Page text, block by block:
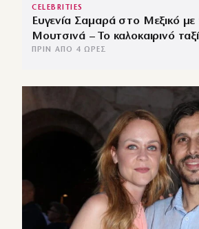
CELEBRITIES
Ευγενία Σαμαρά στο Μεξικό με
Μουτσινά – Το καλοκαιρινό
ΠΡΙΝ ΑΠΌ 4 ΏΡΕΣ